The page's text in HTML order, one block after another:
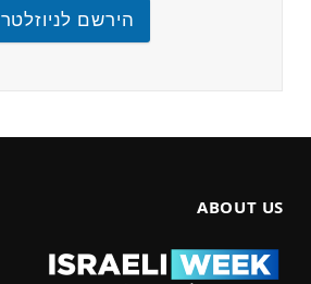
הירשם לניוזלטר
ABOUT US